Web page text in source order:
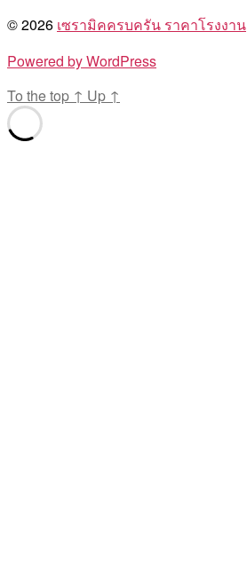
© 2026 เซรามิคครบครัน ราคาโรงงาน
Powered by WordPress
To the top ↑ Up ↑